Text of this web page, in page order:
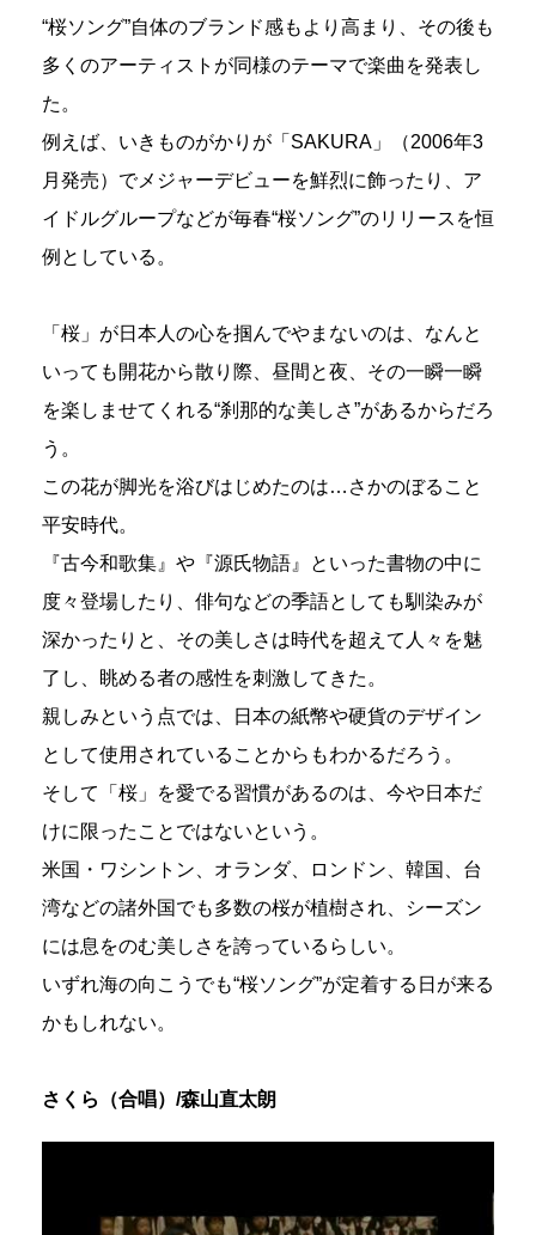
“桜ソング”自体のブランド感もより高まり、その後も
多くのアーティストが同様のテーマで楽曲を発表し
た。
例えば、いきものがかりが「SAKURA」（2006年3
月発売）でメジャーデビューを鮮烈に飾ったり、ア
イドルグループなどが毎春“桜ソング”のリリースを恒
例としている。
「桜」が日本人の心を掴んでやまないのは、なんと
いっても開花から散り際、昼間と夜、その一瞬一瞬
を楽しませてくれる“刹那的な美しさ”があるからだろ
う。
この花が脚光を浴びはじめたのは…さかのぼること
平安時代。
『古今和歌集』や『源氏物語』といった書物の中に
度々登場したり、俳句などの季語としても馴染みが
深かったりと、その美しさは時代を超えて人々を魅
了し、眺める者の感性を刺激してきた。
親しみという点では、日本の紙幣や硬貨のデザイン
として使用されていることからもわかるだろう。
そして「桜」を愛でる習慣があるのは、今や日本だ
けに限ったことではないという。
米国・ワシントン、オランダ、ロンドン、韓国、台
湾などの諸外国でも多数の桜が植樹され、シーズン
には息をのむ美しさを誇っているらしい。
いずれ海の向こうでも“桜ソング”が定着する日が来る
かもしれない。
さくら（合唱）/森山直太朗